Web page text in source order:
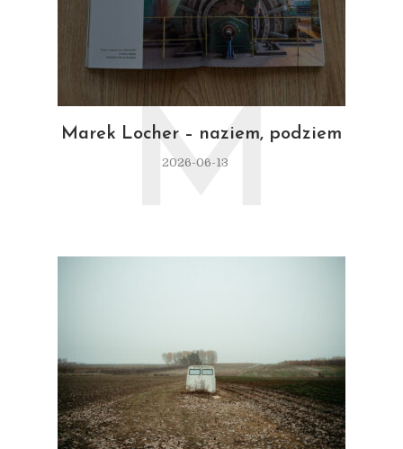
Marek Locher – naziem, podziem
2026-06-13
M